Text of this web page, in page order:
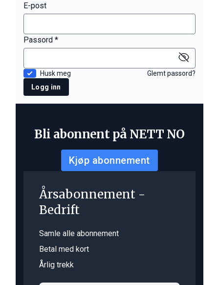
E-post
Passord *
Husk meg
Glemt passord?
Logg inn
Bli abonnent på NETT NO
Kjøp abonnement
Årsabonnement -
Bedrift
Samle alle abonnement
Betal med kort
Årlig trekk